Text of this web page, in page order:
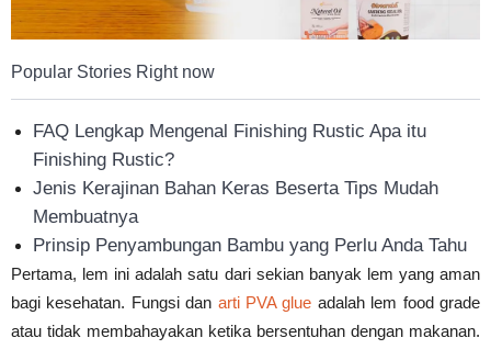
Popular Stories Right now
FAQ Lengkap Mengenal Finishing Rustic Apa itu
Finishing Rustic?
Jenis Kerajinan Bahan Keras Beserta Tips Mudah
Membuatnya
Prinsip Penyambungan Bambu yang Perlu Anda Tahu
Pertama, lem ini adalah satu dari sekian banyak lem yang aman
bagi kesehatan. Fungsi dan arti PVA glue adalah lem food grade
atau tidak membahayakan ketika bersentuhan dengan makanan.